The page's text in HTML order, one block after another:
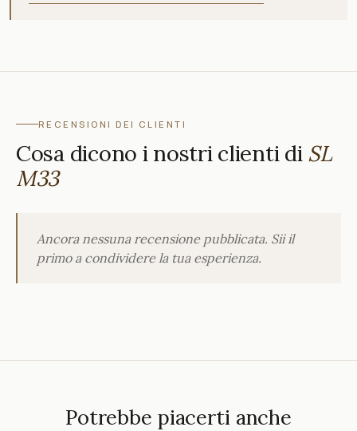
RECENSIONI DEI CLIENTI
Cosa dicono i nostri clienti di SL
M33
Ancora nessuna recensione pubblicata. Sii il
primo a condividere la tua esperienza.
Potrebbe piacerti anche